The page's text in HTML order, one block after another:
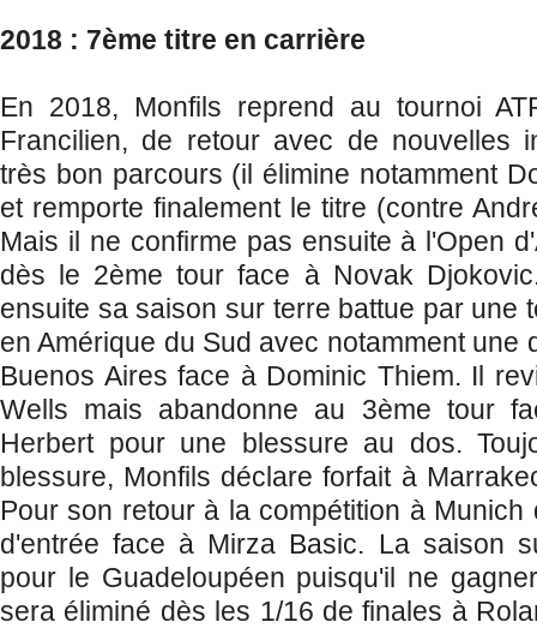
2018 : 7ème titre en carrière
En 2018, Monfils reprend au tournoi
Francilien, de retour avec de nouvelles
très bon parcours (il élimine notamment
et remporte finalement le titre (contre
Mais il ne confirme pas ensuite à l'Open
dès le 2ème tour face à Novak
ensuite sa saison sur terre battue par une
en Amérique du Sud avec notamment une
Buenos Aires face à Dominic Thiem. Il
Wells mais abandonne au 3ème tour
Herbert pour une blessure au dos.
blessure, Monfils déclare forfait à
Pour son retour à la compétition à Munich
d'entrée face à Mirza Basic. La saison
pour le Guadeloupéen puisqu'il ne
sera éliminé dès les 1/16 de finales à